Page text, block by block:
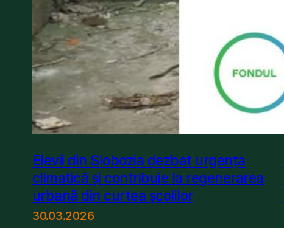
Elevii din Slobozia dezbat urgența
climatică și contribuie la regenerarea
urbană din curtea școlilor
30.03.2026